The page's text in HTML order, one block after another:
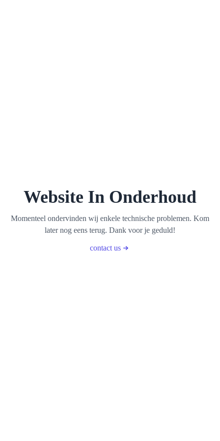
Website In Onderhoud
Momenteel ondervinden wij enkele technische problemen. Kom
later nog eens terug. Dank voor je geduld!
contact us